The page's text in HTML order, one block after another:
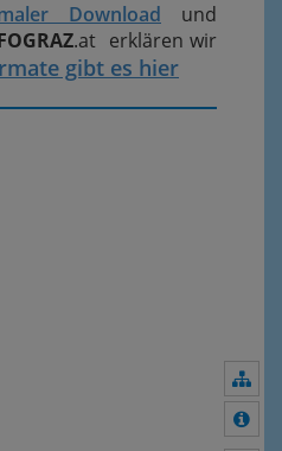
Download und
.at erklären wir
gibt es hier